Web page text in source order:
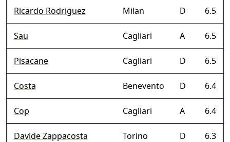
Ricardo Rodriguez Milan D 6.5
Sau Cagliari A 6.5
Pisacane Cagliari D 6.5
Costa Benevento D 6.4
Cop Cagliari A 6.4
Davide Zappacosta Torino D 6.3